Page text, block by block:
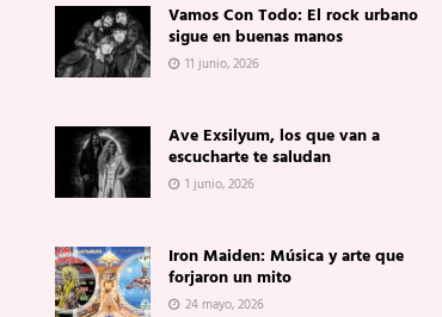
Vamos Con Todo: El rock urbano
sigue en buenas manos
11 junio, 2026
Ave Exsilyum, los que van a
escucharte te saludan
1 junio, 2026
Iron Maiden: Música y arte que
forjaron un mito
24 mayo, 2026